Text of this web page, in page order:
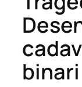
binari